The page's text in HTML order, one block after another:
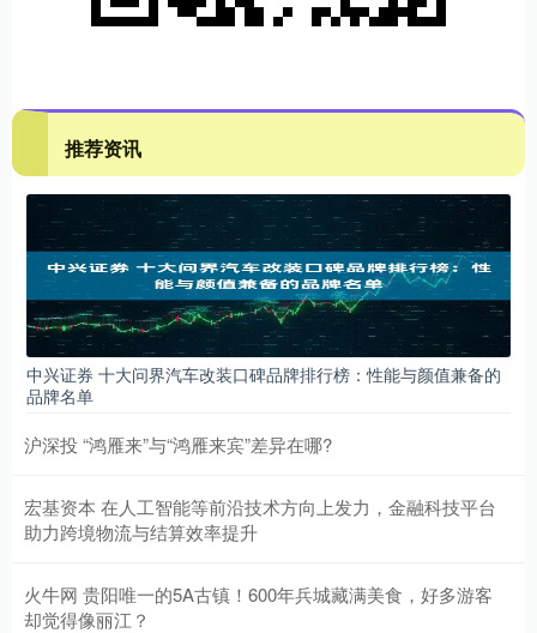
推荐资讯
中兴证券 十大问界汽车改装口碑品牌排行榜：性能与颜值兼备的
品牌名单
沪深投 “鸿雁来”与“鸿雁来宾”差异在哪?
宏基资本 在人工智能等前沿技术方向上发力，金融科技平台
助力跨境物流与结算效率提升
火牛网 贵阳唯一的5A古镇！600年兵城藏满美食，好多游客
却觉得像丽江？